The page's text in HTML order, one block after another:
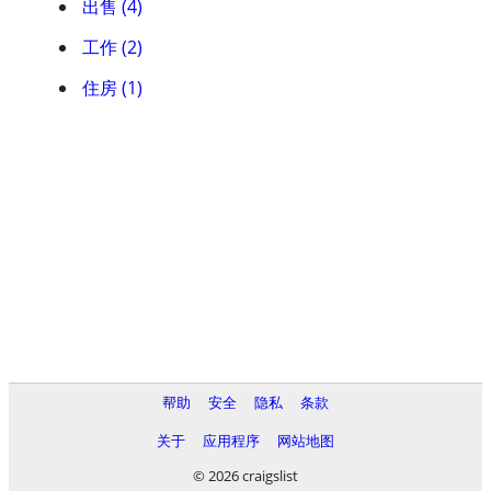
出售 (4)
工作 (2)
住房 (1)
帮助 安全 隐私
条款
关于
应用程序
网站地图
© 2026 craigslist